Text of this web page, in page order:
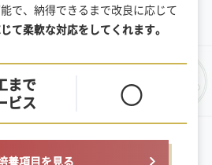
で、納得できるまで改良に応じて
て柔軟な対応をしてくれます。
まで
ビス
〇
養項目を見る